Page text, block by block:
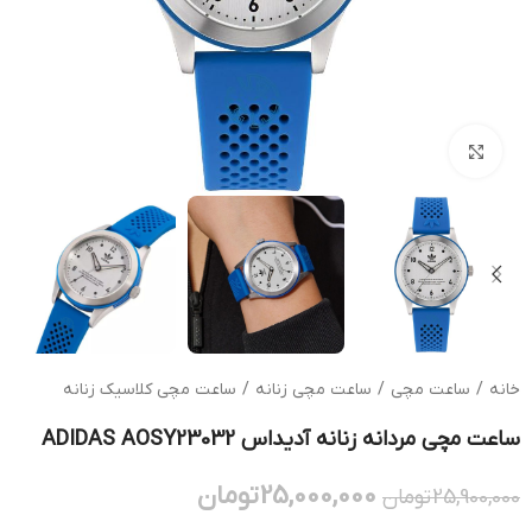
خانه / ساعت مچی / ساعت مچی زنانه / ساعت مچی کلاسیک زنانه
ساعت مچی مردانه زنانه آدیداس ADIDAS AOSY23032
25,900,000تومان 25,000,000تومان